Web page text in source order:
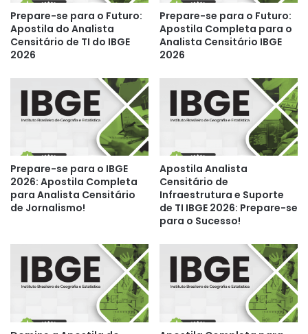
Prepare-se para o Futuro:
Apostila do Analista
Censitário de TI do IBGE
2026
Prepare-se para o Futuro:
Apostila Completa para o
Analista Censitário IBGE
2026
Prepare-se para o IBGE
2026: Apostila Completa
para Analista Censitário
de Jornalismo!
Apostila Analista
Censitário de
Infraestrutura e Suporte
de TI IBGE 2026: Prepare-se
para o Sucesso!